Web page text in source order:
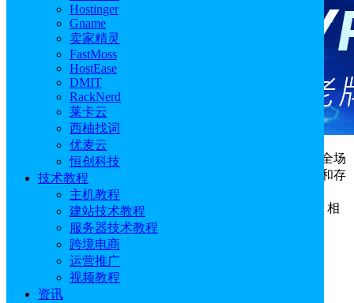
Hostinger
Gname
卖家精灵
FastMoss
HostEase
DMIT
RackNerd
莱卡云
西柚找词
优麦云
恒创科技
技术教程
主机教程
建站技术教程
服务器技术教程
跨境电商
运营推广
视频教程
资讯
InterServer官方推出2026年夏季促销，即日起至8月，全场
可享首月半价优惠，包括其虚拟主机、VPS、独立服务器和存
储服务器等，其中美国VPS 2GB内存方案价格低至$1.5/月
（原价$3/月）。若是InterServer新用户可享首月$0.1试用，相
关优惠码汇总在下文，产品进入官网按需挑选。
InterServer官网地址：
InterServer优惠码：